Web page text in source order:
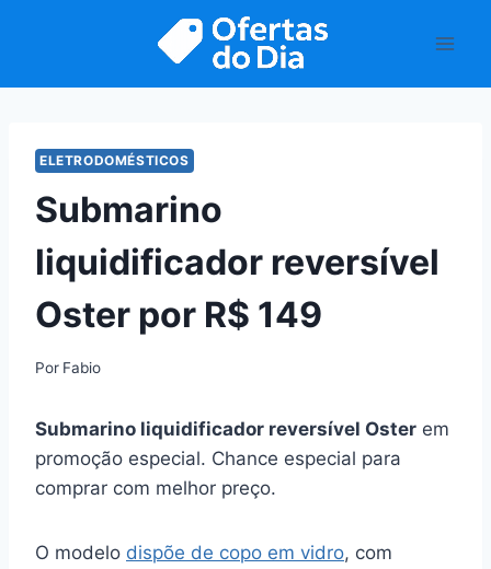
ELETRODOMÉSTICOS
Submarino
liquidificador reversível
Oster por R$ 149
Por Fabio
Submarino liquidificador reversível Oster em
promoção especial. Chance especial para
comprar com melhor preço.
O modelo dispõe de copo em vidro, com